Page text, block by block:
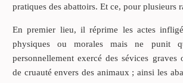
pratiques des abattoirs. Et ce, pour plusieurs
En premier lieu, il réprime les actes
physiques ou morales mais ne punit
personnellement exercé des sévices graves
de cruauté envers des animaux ; ainsi les